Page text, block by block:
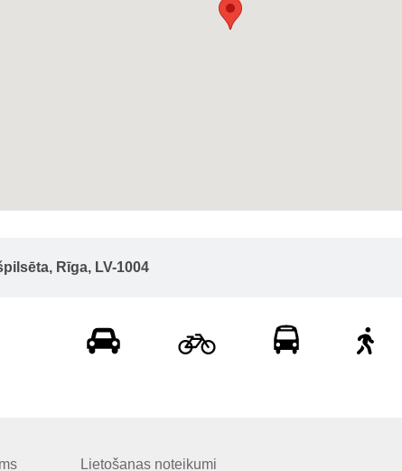
Rīga, LV-1004
Lietošanas noteikumi